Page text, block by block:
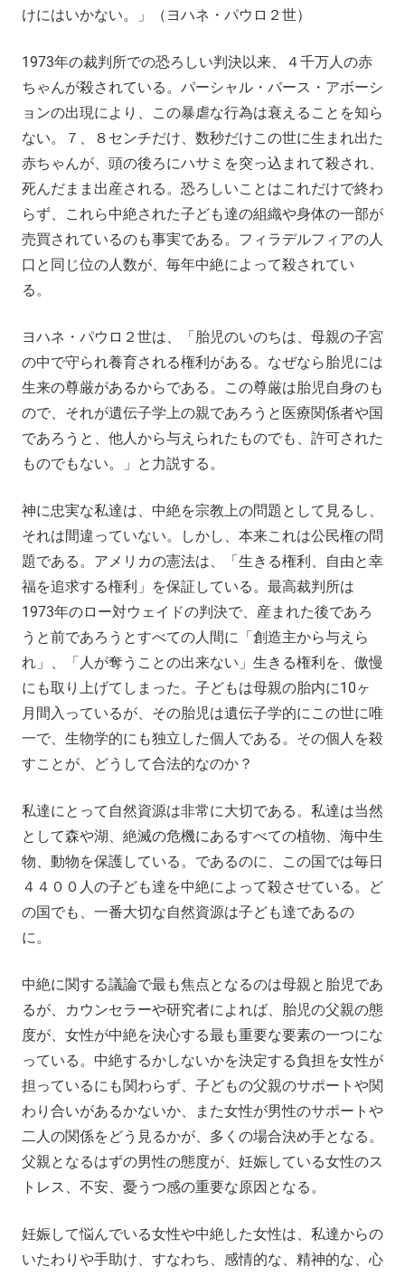
けにはいかない。」（ヨハネ・パウロ２世）
1973年の裁判所での恐ろしい判決以来、４千万人の赤
ちゃんが殺されている。パーシャル・バース・アボーシ
ョンの出現により、この暴虐な行為は衰えることを知ら
ない。７、８センチだけ、数秒だけこの世に生まれ出た
赤ちゃんが、頭の後ろにハサミを突っ込まれて殺され、
死んだまま出産される。恐ろしいことはこれだけで終わ
らず、これら中絶された子ども達の組織や身体の一部が
売買されているのも事実である。フィラデルフィアの人
口と同じ位の人数が、毎年中絶によって殺されてい
る。
ヨハネ・パウロ２世は、「胎児のいのちは、母親の子宮
の中で守られ養育される権利がある。なぜなら胎児には
生来の尊厳があるからである。この尊厳は胎児自身のも
ので、それが遺伝子学上の親であろうと医療関係者や国
であろうと、他人から与えられたものでも、許可された
ものでもない。」と力説する。
神に忠実な私達は、中絶を宗教上の問題として見るし、
それは間違っていない。しかし、本来これは公民権の問
題である。アメリカの憲法は、「生きる権利、自由と幸
福を追求する権利」を保証している。最高裁判所は
1973年のロー対ウェイドの判決で、産まれた後であろ
うと前であろうとすべての人間に「創造主から与えら
れ」、「人が奪うことの出来ない」生きる権利を、傲慢
にも取り上げてしまった。子どもは母親の胎内に10ヶ
月間入っているが、その胎児は遺伝子学的にこの世に唯
一で、生物学的にも独立した個人である。その個人を殺
すことが、どうして合法的なのか？
私達にとって自然資源は非常に大切である。私達は当然
として森や湖、絶滅の危機にあるすべての植物、海中生
物、動物を保護している。であるのに、この国では毎日
４４００人の子ども達を中絶によって殺させている。ど
の国でも、一番大切な自然資源は子ども達であるの
に。
中絶に関する議論で最も焦点となるのは母親と胎児であ
るが、カウンセラーや研究者によれば、胎児の父親の態
度が、女性が中絶を決心する最も重要な要素の一つにな
っている。中絶するかしないかを決定する負担を女性が
担っているにも関わらず、子どもの父親のサポートや関
わり合いがあるかないか、また女性が男性のサポートや
二人の関係をどう見るかが、多くの場合決め手となる。
父親となるはずの男性の態度が、妊娠している女性のス
トレス、不安、憂うつ感の重要な原因となる。
妊娠して悩んでいる女性や中絶した女性は、私達からの
いたわりや手助け、すなわち、感情的な、精神的な、心